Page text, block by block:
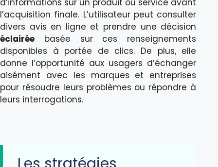
d’informations sur un produit ou service avant
l’acquisition finale. L’utilisateur peut consulter
divers avis en ligne et prendre une décision
éclairée basée sur ces renseignements
disponibles à portée de clics. De plus, elle
donne l’opportunité aux usagers d’échanger
aisément avec les marques et entreprises
pour résoudre leurs problèmes ou répondre à
leurs interrogations.